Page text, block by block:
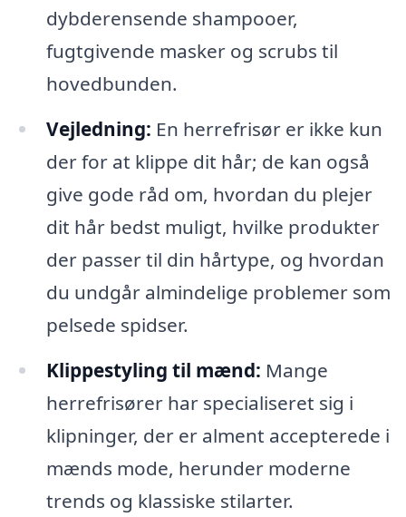
dybderensende shampooer,
fugtgivende masker og scrubs til
hovedbunden.
Vejledning: En herrefrisør er ikke kun
der for at klippe dit hår; de kan også
give gode råd om, hvordan du plejer
dit hår bedst muligt, hvilke produkter
der passer til din hårtype, og hvordan
du undgår almindelige problemer som
pelsede spidser.
Klippestyling til mænd: Mange
herrefrisører har specialiseret sig i
klipninger, der er alment accepterede i
mænds mode, herunder moderne
trends og klassiske stilarter.